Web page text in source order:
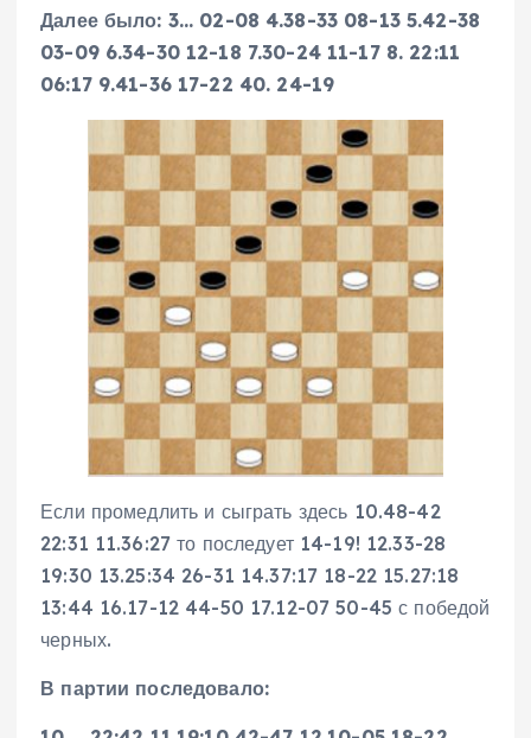
Далее было: 3… 02-08 4.38-33 08-13 5.42-38
03-09 6.34-30 12-18 7.30-24 11-17 8. 22:11
06:17 9.41-36 17-22 40. 24-19
Если промедлить и сыграть здесь 10.48-42
22:31 11.36:27 то последует 14-19! 12.33-28
19:30 13.25:34 26-31 14.37:17 18-22 15.27:18
13:44 16.17-12 44-50 17.12-07 50-45 с победой
черных.
В партии последовало: